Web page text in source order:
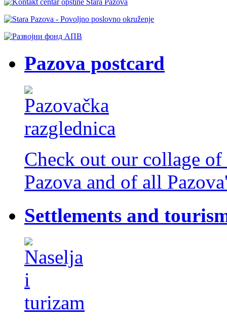
Pazova postcard
Check out our collage
Pazova and of all
Settlements and